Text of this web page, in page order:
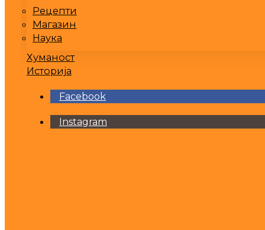
Рецепти
Магазин
Наука
Хуманост
Историја
Facebook
Instagram